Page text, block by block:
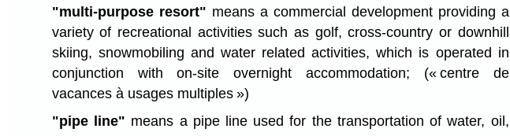
"multi-purpose resort" means a commercial development providing a
variety of recreational activities such as golf, cross-country or downhill
skiing, snowmobiling and water related activities, which is operated in
conjunction with on-site overnight accommodation; (« centre de
vacances à usages multiples »)
"pipe line" means a pipe line used for the transportation of water, oil,